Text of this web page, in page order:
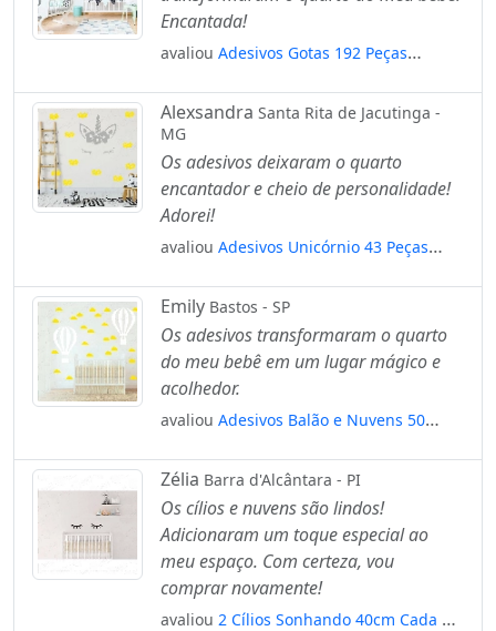
Encantada!
avaliou Adesivos Gotas 192 Peças
Mod:151
Alexsandra Santa Rita de Jacutinga -
MG
Os adesivos deixaram o quarto
encantador e cheio de personalidade!
Adorei!
avaliou Adesivos Unicórnio 43 Peças
Mod:6
Emily Bastos - SP
Os adesivos transformaram o quarto
do meu bebê em um lugar mágico e
acolhedor.
avaliou Adesivos Balão e Nuvens 50
Infantil Mod:938
Zélia Barra d'Alcântara - PI
Os cílios e nuvens são lindos!
Adicionaram um toque especial ao
meu espaço. Com certeza, vou
comprar novamente!
avaliou 2 Cílios Sonhando 40cm Cada +